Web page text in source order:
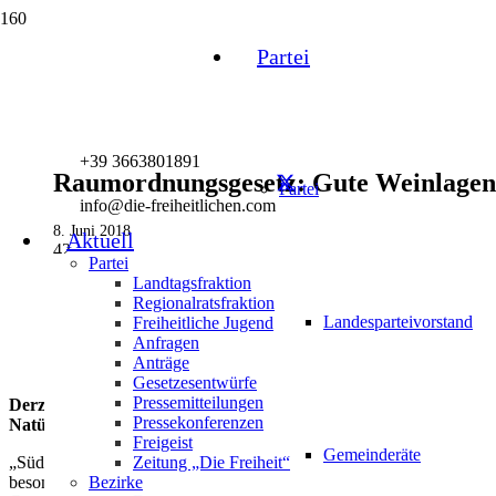
Partei
Partei
Landesparteivorstand
Gemeinderäte
+39 3663801891
info@die-freiheitlichen.com
Aktuell
Partei
Landtagsfraktion
Regionalratsfraktion
Freiheitliche Jugend
Anfragen
Anträge
Gesetzesentwürfe
Pressemitteilungen
Pressekonferenzen
Freigeist
Zeitung „Die Freiheit“
Bezirke
Raumordnungsgesetz: Gute
8. Juni 2018
42
Derzeit wird im Landtag das neue Raumordnungsgesetz
Natürlich bedeutet dies, dass auch Gründe verbaut werden
„Südtirol ist ein Land mit vielseitigen, landwirtschaftlichen
besonders herausragende Botschafter unserer Heimat. Natürlich